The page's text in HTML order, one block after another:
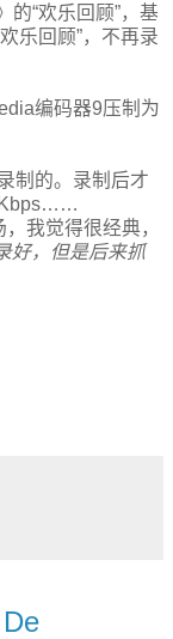
“欢乐回顾”，基
乐回顾”，不再录
编码器9压制为
制的。录制后才
我觉得很经典，
好，但是后来抓